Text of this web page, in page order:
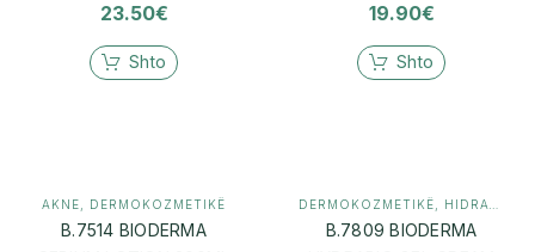
23.50€
Shto
19.90€
Shto
AKNE DERMOKOZMETIKË
B.7514 BIODERMA
DERMOKOZMETIKË HIDRATIM
B.7809 BIODERMA